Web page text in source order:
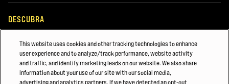
DESCUBRA
Hyster-Yale Materials Handling (HYMH)
Blog
This website uses cookies and other tracking technologies to enhance
user experience and to analyze/track performance, website activity
and traffic, and identify marketing leads on our website. We also share
information about your use of our site with our social media,
advertising and analytics partners. If we have detected an opt-out